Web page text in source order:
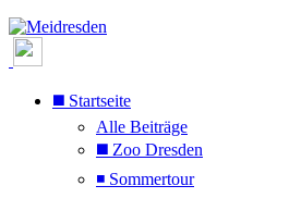
◼️ Startseite
Alle Beiträge
◼️ Zoo Dresden
◾ Sommertour